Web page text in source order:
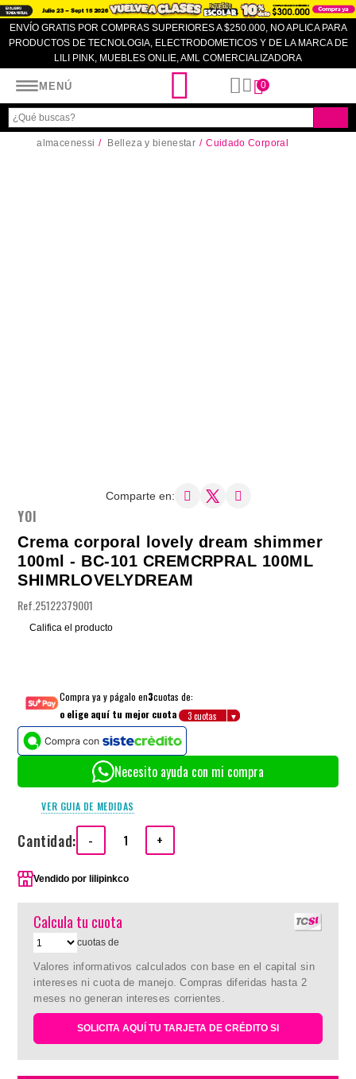
ENVÍO GRATIS POR COMPRAS SUPERIORES A $250.000, NO APLICA PARA
PRODUCTOS DE TECNOLOGIA, ELECTRODOMETICOS Y DE LA MARCA DE
LILI PINK, MUEBLES ONLIE, AML COMERCIALIZADORA
MENÚ
Almacenes SI
0
almacenessi Belleza y bienestar Cuidado Corporal
Comparte en:
YOI
Crema corporal lovely dream shimmer
100ml - BC-101 CREMCRPRAL 100ML
SHIMRLOVELYDREAM
Ref. 25122379001
Califica el producto
Compra ya y págalo en3cuotas de:
o elige aquí tu mejor cuota
Necesito ayuda con mi compra
VER GUIA DE MEDIDAS
Cantidad: - +
Vendido porlilipinkco
Calcula tu cuota
cuotas de
Valores informativos calculados con base en el capital sin
intereses ni cuota de manejo. Compras diferidas hasta 2
meses no generan intereses corrientes.
SOLICITA AQUÍ TU TARJETA DE CRÉDITO SI